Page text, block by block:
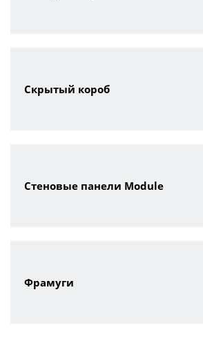
Скрытый короб
Стеновые панели Module
Фрамуги